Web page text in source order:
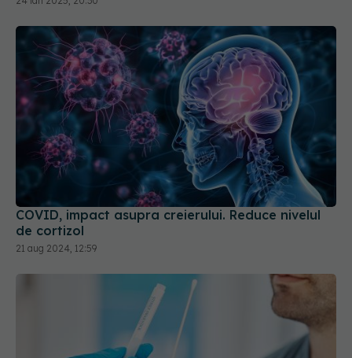
COVID, impact asupra creierului. Reduce nivelul
de cortizol
21 aug 2024, 12:59